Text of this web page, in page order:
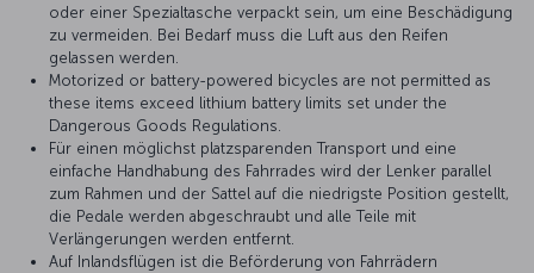
oder einer Spezialtasche verpackt sein, um eine Beschädigung
zu vermeiden. Bei Bedarf muss die Luft aus den Reifen
gelassen werden.
Motorized or battery-powered bicycles are not permitted as
these items exceed lithium battery limits set under the
Dangerous Goods Regulations.
Für einen möglichst platzsparenden Transport und eine
einfache Handhabung des Fahrrades wird der Lenker parallel
zum Rahmen und der Sattel auf die niedrigste Position gestellt,
die Pedale werden abgeschraubt und alle Teile mit
Verlängerungen werden entfernt.
Auf Inlandsflügen ist die Beförderung von Fahrrädern